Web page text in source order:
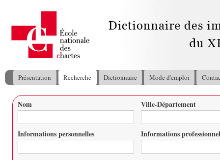
Menu principal
Présentation Recherche Dictionnaire Mode d'emploi
Vous êtes ici
Nom Ville-Département
Informations personnelles Informations